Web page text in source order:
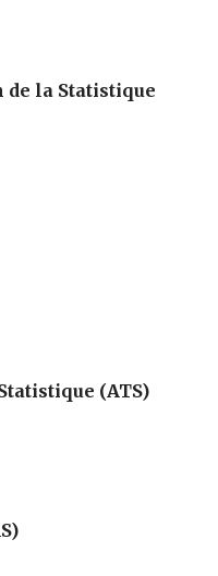
la Statistique
(ATS)